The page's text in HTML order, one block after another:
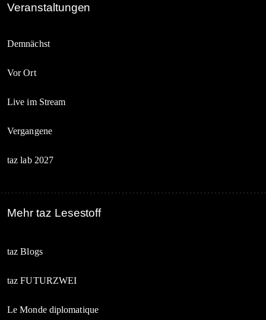
Veranstaltungen
Demnächst
Vor Ort
Live im Stream
Vergangene
taz lab 2027
Mehr taz Lesestoff
taz Blogs
taz FUTURZWEI
Le Monde diplomatique